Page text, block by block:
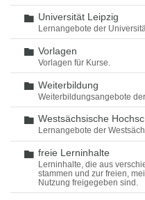
Ordner
Universität Leipzig
Lernangebote der
Ordner
Vorlagen
Vorlagen für Kurse.
Ordner
Weiterbildung
Weiterbildungsangebote
Ordner
Westsächsische
Lernangebote der
Ordner
freie Lerninhalte
Lerninhalte, die aus
stammen und zur freien,
Nutzung freigegeben sind.